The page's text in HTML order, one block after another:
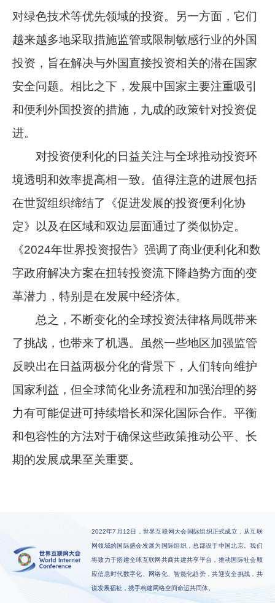
对绿色技术等优先领域的投资。另一方面，它们
越来越多地采取措施监管或限制敏感行业的外国
投资，旨在解决与外国直接投资相关的潜在国家
安全问题。相比之下，发展中国家主要注重吸引
和便利外国投资的措施，九成的政策针对投资促
进。
对投资便利化的日益关注与全球推动投资环
境透明和效率提高相一致。值得注意的进展包括
在世贸组织缔结了《促进发展的投资便利化协
定》以及在区域和双边层面通过了类似协定。
《2024年世界投资报告》强调了商业便利化和数
字政府解决方案在扭转投资流下降趋势方面的变
革潜力，特别是在发展中经济体。
总之，不断变化的全球投资法律格局既带来
了挑战，也带来了机遇。虽然一些地区加强监管
反映出在日益两极分化的背景下，人们转向维护
国家利益，但全球简化业务流程和加强治理的努
力有可能促进可持续增长和深化国际合作。平衡
和包容性的方法对于确保这些政策推动公平、长
期的发展成果至关重要。
2022年7月12日，世界互联网大会国际组织正式成立，从互联
网领域的国际盛会发展为国际组织，总部设于中国北京。我们
将致力于搭建全球互联网共商共建共享平台，推动国际社会顺
应信息时代数字化、网络化、智能化趋势，共迎安全挑战，共
谋发展福祉，携手构建网络空间命运共同体。